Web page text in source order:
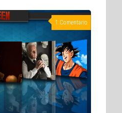
1 Comentario